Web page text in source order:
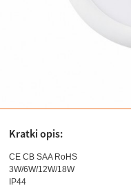
Kratki opis:
CE CB SAA RoHS
3W/6W/12W/18W
IP44